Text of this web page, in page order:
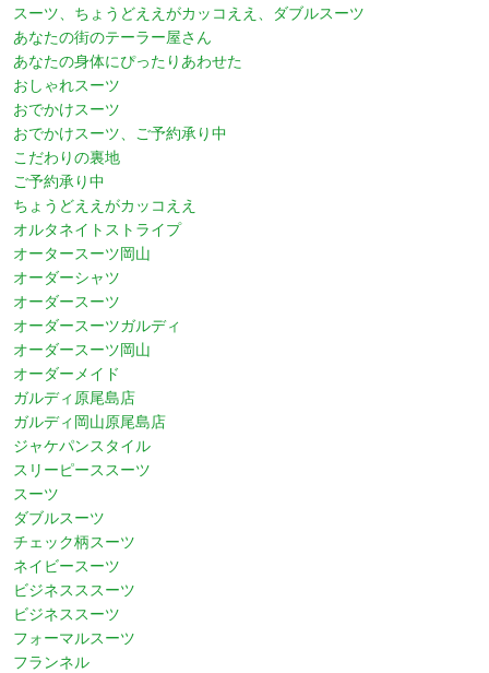
スーツ、ちょうどええがカッコええ、ダブルスーツ
あなたの街のテーラー屋さん
あなたの身体にぴったりあわせた
おしゃれスーツ
おでかけスーツ
おでかけスーツ、ご予約承り中
こだわりの裏地
ご予約承り中
ちょうどええがカッコええ
オルタネイトストライプ
オータースーツ岡山
オーダーシャツ
オーダースーツ
オーダースーツガルディ
オーダースーツ岡山
オーダーメイド
ガルディ原尾島店
ガルディ岡山原尾島店
ジャケパンスタイル
スリーピーススーツ
スーツ
ダブルスーツ
チェック柄スーツ
ネイビースーツ
ビジネスススーツ
ビジネススーツ
フォーマルスーツ
フランネル